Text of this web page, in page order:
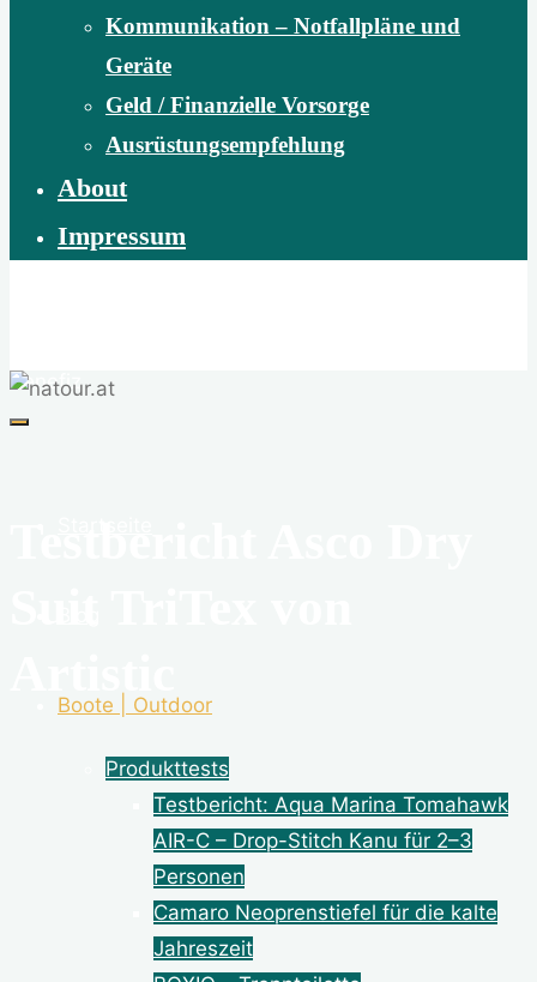
Kommunikation – Notfallpläne und
Geräte
Geld / Finanzielle Vorsorge
Ausrüstungsempfehlung
About
Impressum
Benefiz
Boote | Outdoor
Produkttests
Testbericht: Aqua Marina Tomahawk
AIR-C – Drop-Stitch Kanu für 2–3
Personen
Camaro Neoprenstiefel für die kalte
Jahreszeit